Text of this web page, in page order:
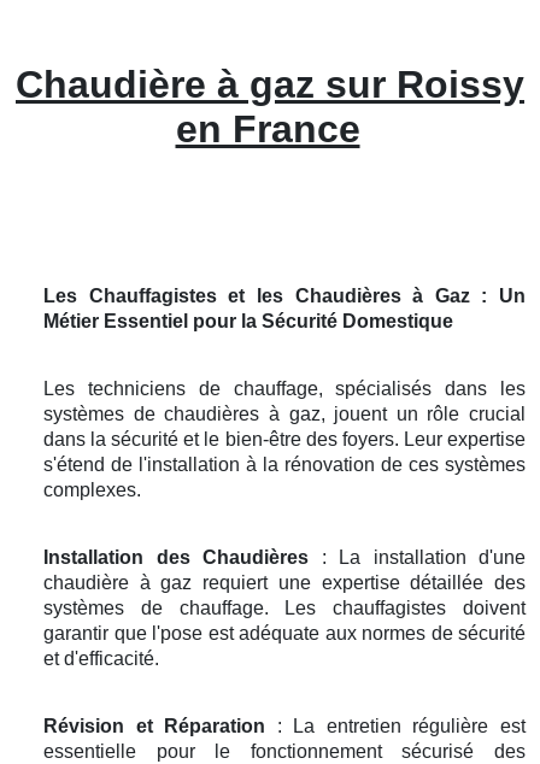
Chaudière à gaz sur Roissy
en France
Les Chauffagistes et les Chaudières à Gaz : Un
Métier Essentiel pour la Sécurité Domestique
Les techniciens de chauffage, spécialisés dans les
systèmes de chaudières à gaz, jouent un rôle crucial
dans la sécurité et le bien-être des foyers. Leur expertise
s'étend de l'installation à la rénovation de ces systèmes
complexes.
Installation des Chaudières : La installation d'une
chaudière à gaz requiert une expertise détaillée des
systèmes de chauffage. Les chauffagistes doivent
garantir que l'pose est adéquate aux normes de sécurité
et d'efficacité.
Révision et Réparation : La entretien régulière est
essentielle pour le fonctionnement sécurisé des